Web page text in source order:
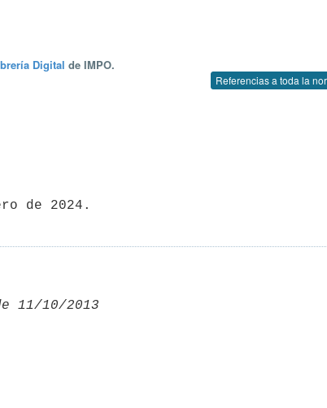
Digital de IMPO.
Referencias a toda la
11/10/2013